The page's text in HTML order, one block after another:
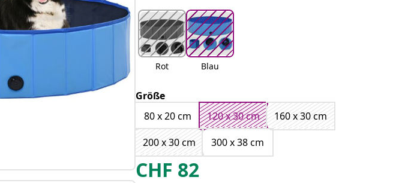
Rot Blau
Größe
80 x 20 cm
120 x 30 cm
160 x 30 cm
200 x 30 cm
300 x 38 cm
CHF 82